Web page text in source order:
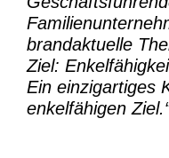
brandaktuelle
Ziel:
Ein einzigartiges
enkelfähigen